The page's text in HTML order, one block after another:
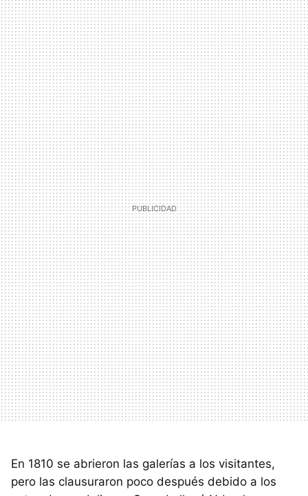
En 1810 se abrieron las galerías a los visitantes,
pero las clausuraron poco después debido a los